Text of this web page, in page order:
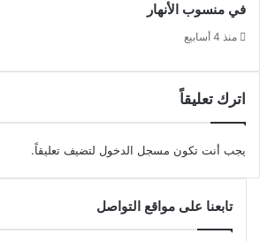
في منسوب الأنهار
منذ 4 أسابيع
اترك تعليقاً
يجب أنت تكون مسجل الدخول لتضيف تعليقاً.
تابعنا على مواقع التواصل